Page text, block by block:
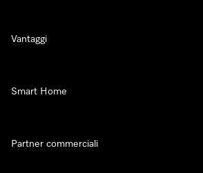
Vantaggi
Smart Home
Partner commerciali